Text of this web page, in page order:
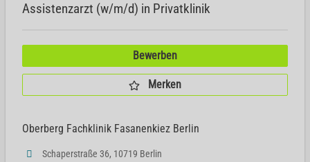
Assistenzarzt (w/m/d) in Privatklinik
Bewerben
Merken
Oberberg Fachklinik Fasanenkiez Berlin
Schaperstraße 36, 10719 Berlin